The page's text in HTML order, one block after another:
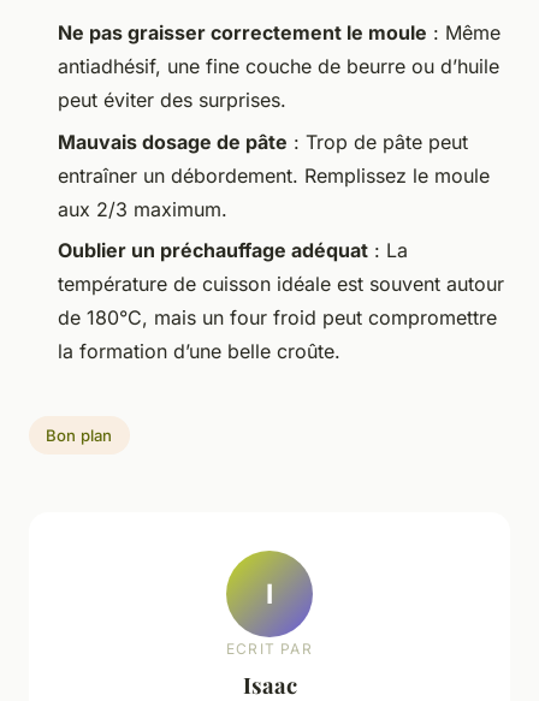
Ne pas graisser correctement le moule : Même
antiadhésif, une fine couche de beurre ou d’huile
peut éviter des surprises.
Mauvais dosage de pâte : Trop de pâte peut
entraîner un débordement. Remplissez le moule
aux 2/3 maximum.
Oublier un préchauffage adéquat : La
température de cuisson idéale est souvent autour
de 180°C, mais un four froid peut compromettre
la formation d’une belle croûte.
Bon plan
I
ECRIT PAR
Isaac